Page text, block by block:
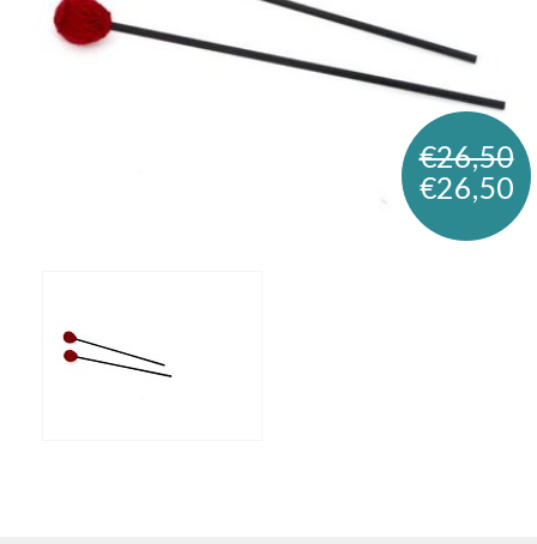
€26,50
€26,50